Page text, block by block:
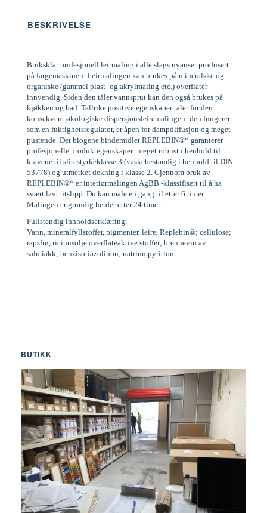
BESKRIVELSE
Bruksklar profesjonell leirmaling i alle slags nyanser produsert
på fargemaskinen. Leirmalingen kan brukes på mineralske og
organiske (gammel plast- og akrylmaling etc.) overflater
innvendig. Siden den tåler vannsprut kan den også brukes på
kjøkken og bad. Tallrike positive egenskaper taler for den
konsekvent økologiske dispersjonsleiremalingen: den fungerer
som en fuktighetsregulator, er åpen for dampdiffusjon og meget
pustende. Det biogene bindemidlet REPLEBIN®* garanterer
profesjonelle produktegenskaper: meget robust i henhold til
kravene til slitestyrkeklasse 3 (vaskebestandig i henhold til DIN
53778) og utmerket dekning i klasse 2. Gjennom bruk av
REPLEBIN®* er interiørmalingen AgBB -klassifisert til å ha
svært lavt utslipp. Du kan male en gang til etter 6 timer.
Malingen er grundig herdet etter 24 timer.
Fullstendig innholdserklæring:
Vann, mineralfyllstoffer, pigmenter, leire, Replebin®; cellulose;
rapsfrø, ricinusolje overflateaktive stoffer; brennevin av
salmiakk; benzisotiazolinon; natriumpyrition
BUTIKK